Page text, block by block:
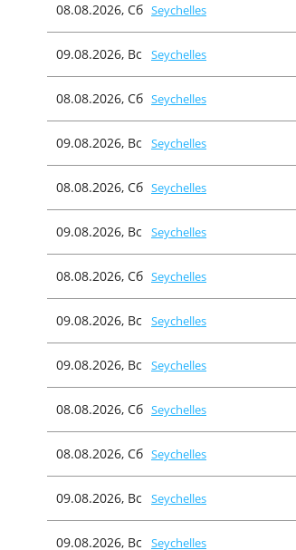
08.08.2026, Сб Seychelles
09.08.2026, Вс Seychelles
08.08.2026, Сб Seychelles
09.08.2026, Вс Seychelles
08.08.2026, Сб Seychelles
09.08.2026, Вс Seychelles
08.08.2026, Сб Seychelles
09.08.2026, Вс Seychelles
09.08.2026, Вс Seychelles
08.08.2026, Сб Seychelles
08.08.2026, Сб Seychelles
09.08.2026, Вс Seychelles
09.08.2026, Вс Seychelles